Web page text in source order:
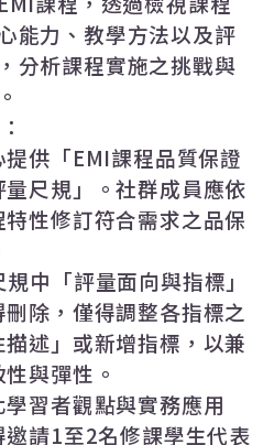
能力、教學方法以及評
分析課程實施之挑戰與
提供「EMI課程品質保證
量尺規」。社群成員應依
特性修訂符合需求之品保
中「評量面向與指標」
刪除，僅得調整各指標之
描述」或新增指標，以兼
與彈性。
學習者觀點與實務應用
邀請1至2名修課學生代表